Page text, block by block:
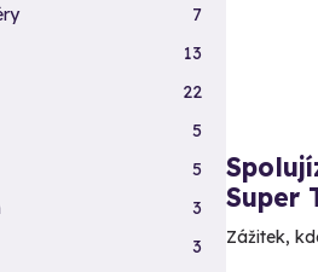
Super
Zážitek,
7
13
22
5
5
3
3